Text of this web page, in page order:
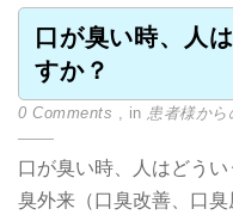
口が臭い時、人
すか？
0 Comments , in 患者様から
口が臭い時、人はどう
臭外来（口臭改善、口